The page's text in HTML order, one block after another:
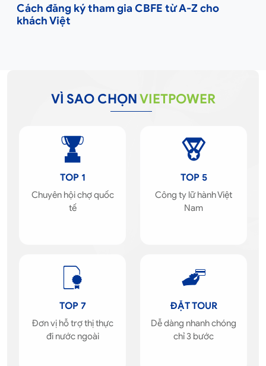
Cách đăng ký tham gia CBFE từ A-Z cho
khách Việt
VÌ SAO CHỌNVIETPOWER
TOP 1
Chuyên hội chợ quốc
tế
TOP 5
Công ty lữ hành Việt
Nam
TOP 7
Đơn vị hỗ trợ thị thực
đi nước ngoài
ĐẶT TOUR
Dễ dàng nhanh chóng
chỉ 3 bước